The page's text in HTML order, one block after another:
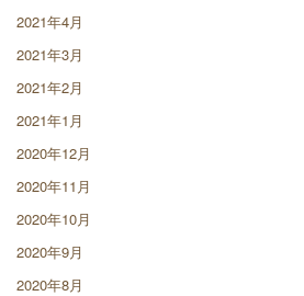
2021年4月
2021年3月
2021年2月
2021年1月
2020年12月
2020年11月
2020年10月
2020年9月
2020年8月